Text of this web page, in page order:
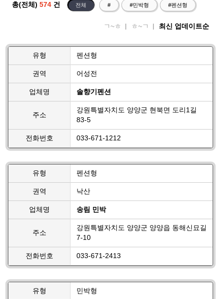
총(전체) 574 건 전체 # #민박형 #펜션형
ㄱ~ㅎ ㅎ~ㄱ 최신 업데이트순
유형 펜션형
권역 어성전
업체명 솔향기펜션
주소
강원특별자치도 양양군 현북면 도리1길
83-5
전화번호 033-671-1212
유형 펜션형
권역 낙산
업체명 송림 민박
주소
강원특별자치도 양양군 양양읍 동해신묘길
7-10
전화번호 033-671-2413
유형 민박형